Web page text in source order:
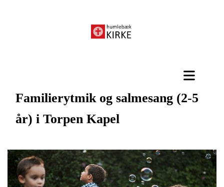
Familierytmik og salmesang (2-5
år) i Torpen Kapel